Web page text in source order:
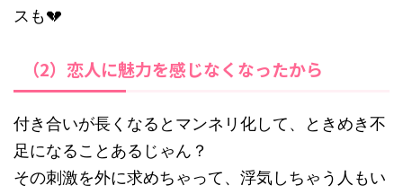
スも💔
（2）恋人に魅力を感じなくなったから
付き合いが長くなるとマンネリ化して、ときめき不
足になることあるじゃん？
その刺激を外に求めちゃって、浮気しちゃう人もい